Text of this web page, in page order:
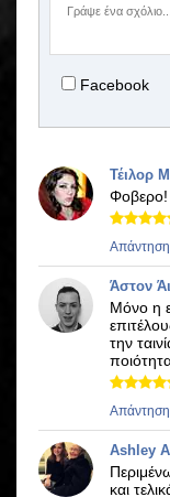
Facebook
Τέιλορ
Φοβερο!
Απάντηση
Άστον
Μόνο η
την
Απάντηση
Ashley
και